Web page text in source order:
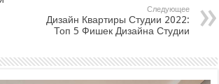
Следующее
Дизайн Квартиры Студии 2022:
Топ 5 Фишек Дизайна Студии